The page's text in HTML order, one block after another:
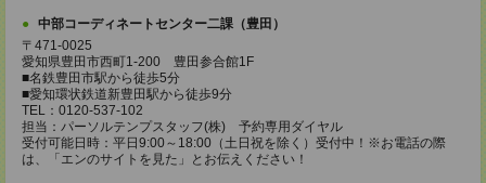
中部コーディネートセンター二課（豊田）
〒471-0025
愛知県豊田市西町1-200 豊田参合館1F
■名鉄豊田市駅から徒歩5分
■愛知環状鉄道新豊田駅から徒歩9分
TEL：0120-537-102
担当：パーソルテンプスタッフ(株) 予約専用ダイヤル
受付可能日時：平日9:00～18:00（土日祝を除く）受付中！※お電話の際
は、「エンのサイトを見た」とお伝えください！